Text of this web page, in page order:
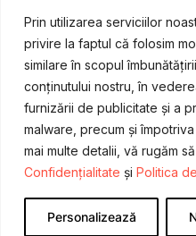
Prin utilizarea serviciilor
privire la faptul că folosim
similare în scopul
conținutului nostru, în
furnizării de publicitate și a
malware, precum și
mai multe detalii, vă rugăm
Confidențialitate și Politica
Personalizează